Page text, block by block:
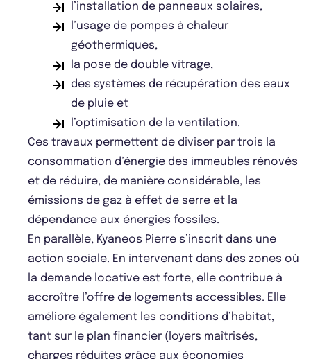
l’installation de panneaux solaires,
l’usage de pompes à chaleur
géothermiques,
la pose de double vitrage,
des systèmes de récupération des eaux
de pluie et
l’optimisation de la ventilation.
Ces travaux permettent de diviser par trois la
consommation d’énergie des immeubles rénovés
et de réduire, de manière considérable, les
émissions de gaz à effet de serre et la
dépendance aux énergies fossiles.
En parallèle, Kyaneos Pierre s’inscrit dans une
action sociale. En intervenant dans des zones où
la demande locative est forte, elle contribue à
accroître l’offre de logements accessibles. Elle
améliore également les conditions d’habitat,
tant sur le plan financier (loyers maîtrisés,
charges réduites grâce aux économies